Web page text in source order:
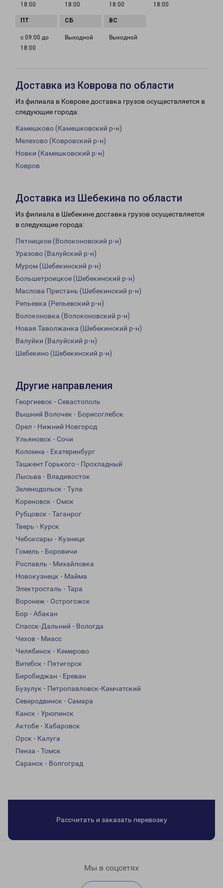
18:00
18:00
18:00
18:00
с 09:00 до
18:00
Выходной Выходной
Доставка из Коврова по области
Из филиала в Коврове доставка грузов осуществляется в
следующие города:
Камешково (Камешковский р-н)
Мелехово (Ковровский р-н)
Новки (Камешковский р-н)
Ковров
Доставка из Шебекина по области
Из филиала в Шебекине доставка грузов осуществляется
в следующие города:
Пятницкое (Волоконовский р-н)
Уразово (Валуйский р-н)
Муром (Шебекинский р-н)
Большетроицкое (Шебекинский р-н)
Маслова Пристань (Шебекинский р-н)
Репьевка (Репьевский р-н)
Волоконовка (Волоконовский р-н)
Новая Таволжанка (Шебекинский р-н)
Валуйки (Валуйский р-н)
Шебекино (Шебекинский р-н)
Другие направления
Георгиевск - Севастополь
Вышний Волочек - Борисоглебск
Орел - Нижний Новгород
Ульяновск - Сочи
Коломна - Екатеринбург
Ташкент Горького - Прохладный
Лысьва - Владивосток
Зеленодольск - Тула
Кореновск - Омск
Рубцовск - Таганрог
Тверь - Курск
Чебоксары - Кузнецк
Гомель - Боровичи
Рославль - Михайловка
Новокузнецк - Майма
Электросталь - Тара
Воронеж - Острогожск
Бор - Абакан
Спасск-Дальний - Вологда
Чехов - Миасс
Челябинск - Кемерово
Витебск - Пятигорск
Биробиджан - Ереван
Бузулук - Петропавловск-Камчатский
Северодвинск - Самара
Канск - Урюпинск
Актобе - Хабаровск
Орск - Калуга
Пенза - Томск
Саранск - Волгоград
Рассчитать и заказать перевозку
Мы в соцсетях